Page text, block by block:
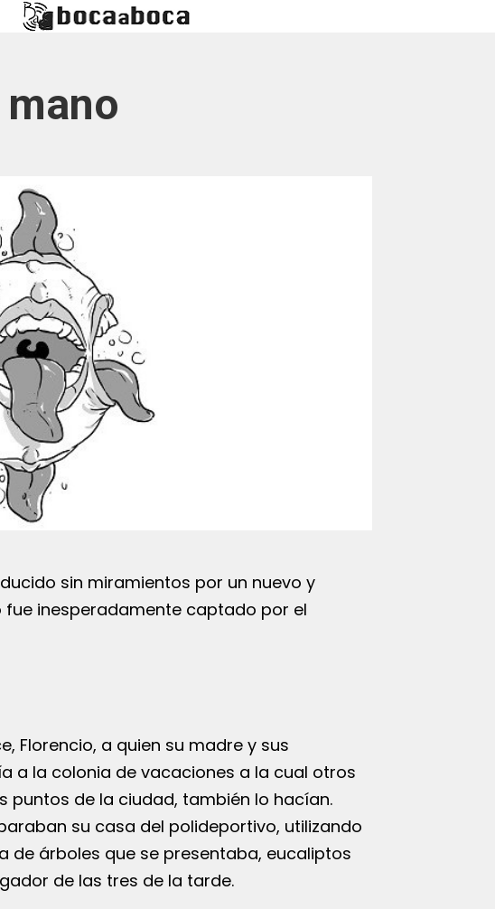
sin miramientos por un nuevo y
fue inesperadamente captado por el
Florencio, a quien su madre y sus
a la colonia de vacaciones a la cual otros
puntos de la ciudad, también lo hacían.
su casa del polideportivo, utilizando
de árboles que se presentaba, eucaliptos
de las tres de la tarde.